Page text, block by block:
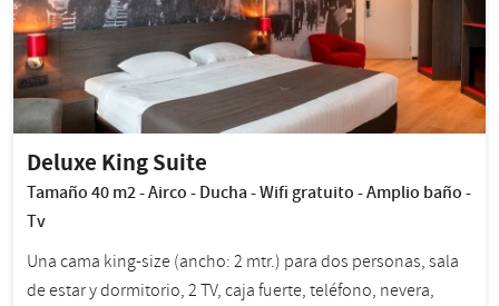
Deluxe King Suite
Tamaño 40 m2 - Airco - Ducha - Wifi gratuito - Amplio baño -
Tv
Una cama king-size (ancho: 2 mtr.) para dos personas, sala
de estar y dormitorio, 2 TV, caja fuerte, teléfono, nevera,